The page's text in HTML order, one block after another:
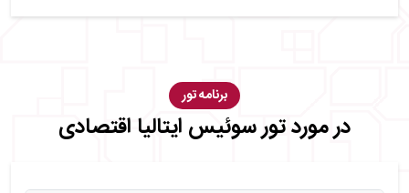
برنامه تور
در مورد تور سوئیس ایتالیا اقتصادی